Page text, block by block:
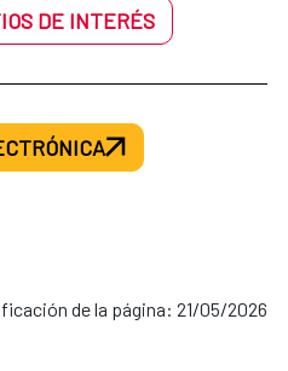
DE INTERÉS
de la página: 21/05/2026